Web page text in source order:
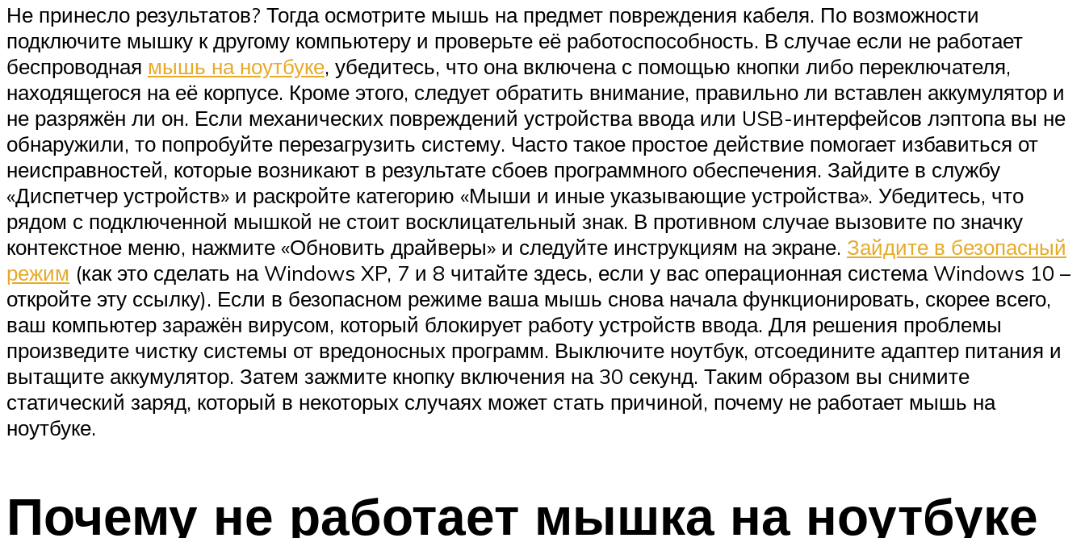
Не принесло результатов? Тогда осмотрите мышь на предмет повреждения кабеля. По возможности
подключите мышку к другому компьютеру и проверьте её работоспособность. В случае если не работает
беспроводная мышь на ноутбуке, убедитесь, что она включена с помощью кнопки либо переключателя,
находящегося на её корпусе. Кроме этого, следует обратить внимание, правильно ли вставлен аккумулятор и
не разряжён ли он. Если механических повреждений устройства ввода или USB-интерфейсов лэптопа вы не
обнаружили, то попробуйте перезагрузить систему. Часто такое простое действие помогает избавиться от
неисправностей, которые возникают в результате сбоев программного обеспечения. Зайдите в службу
«Диспетчер устройств» и раскройте категорию «Мыши и иные указывающие устройства». Убедитесь, что
рядом с подключенной мышкой не стоит восклицательный знак. В противном случае вызовите по значку
контекстное меню, нажмите «Обновить драйверы» и следуйте инструкциям на экране. Зайдите в безопасный
режим (как это сделать на Windows XP, 7 и 8 читайте здесь, если у вас операционная система Windows 10 –
откройте эту ссылку). Если в безопасном режиме ваша мышь снова начала функционировать, скорее всего,
ваш компьютер заражён вирусом, который блокирует работу устройств ввода. Для решения проблемы
произведите чистку системы от вредоносных программ. Выключите ноутбук, отсоедините адаптер питания и
вытащите аккумулятор. Затем зажмите кнопку включения на 30 секунд. Таким образом вы снимите
статический заряд, который в некоторых случаях может стать причиной, почему не работает мышь на
ноутбуке.
Почему не работает мышка на ноутбуке